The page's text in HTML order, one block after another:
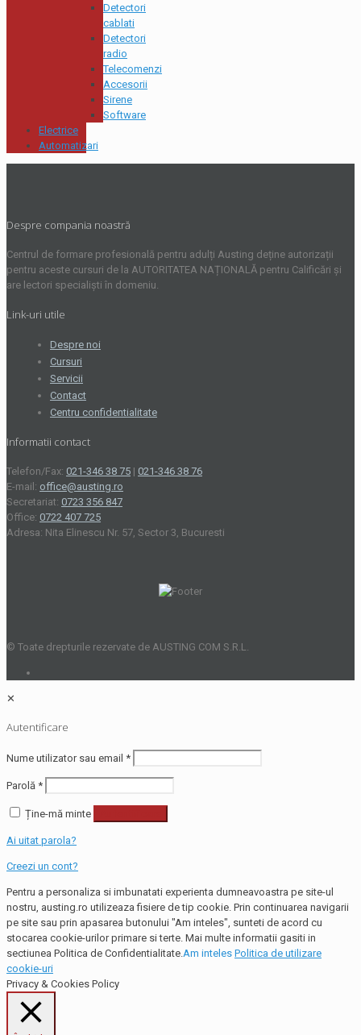
Detectori
cablati
Detectori
radio
Telecomenzi
Accesorii
Sirene
Software
Electrice
Automatizari
Despre compania noastră
Centrul de formare profesională pentru adulți Austing deține autorizații
pentru aceste cursuri de la AUTORITATEA NAȚIONALĂ pentru Calificări și
are lectori specialiști în domeniu.
Link-uri utile
Despre noi
Cursuri
Servicii
Contact
Centru confidentialitate
Informatii contact
Telefon/Fax: 021-346 38 75 | 021-346 38 76
E-mail: office@austing.ro
Secretariat: 0723 356 847
Office: 0722 407 725
Adresa: Nita Elinescu Nr. 57, Sector 3, Bucuresti
© Toate drepturile rezervate de AUSTING COM S.R.L.
✕
Autentificare
Nume utilizator sau email *
Parolă *
Ține-mă minte
Ai uitat parola?
Creezi un cont?
Pentru a personaliza si imbunatati experienta dumneavoastra pe site-ul
nostru, austing.ro utilizeaza fisiere de tip cookie. Prin continuarea navigarii
pe site sau prin apasarea butonului "Am inteles", sunteti de acord cu
stocarea cookie-urilor primare si terte. Mai multe informatii gasiti in
sectiunea Politica de Confidentialitate. Am inteles Politica de utilizare
cookie-uri
Privacy & Cookies Policy